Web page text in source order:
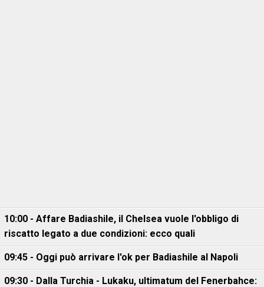
10:00 - Affare Badiashile, il Chelsea vuole l'obbligo di
riscatto legato a due condizioni: ecco quali
09:45 - Oggi può arrivare l'ok per Badiashile al Napoli
09:30 - Dalla Turchia - Lukaku, ultimatum del Fenerbahce: